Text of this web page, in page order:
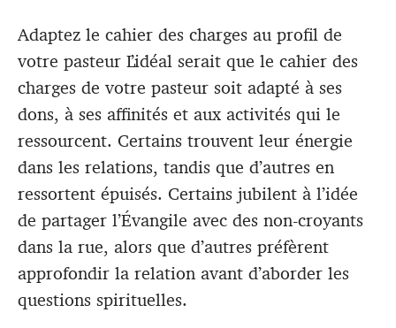
Adaptez le cahier des charges au profil de
votre pasteur L’idéal serait que le cahier des
charges de votre pasteur soit adapté à ses
dons, à ses affinités et aux activités qui le
ressourcent. Certains trouvent leur énergie
dans les relations, tandis que d’autres en
ressortent épuisés. Certains jubilent à l’idée
de partager l’Évangile avec des non-croyants
dans la rue, alors que d’autres préfèrent
approfondir la relation avant d’aborder les
questions spirituelles.